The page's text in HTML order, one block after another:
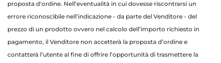
proposta d'ordine. Nell’eventualità in cui dovesse riscontrarsi un
errore riconoscibile nell’indicazione - da parte del Venditore - del
prezzo di un prodotto ovvero nel calcolo dell’importo richiesto in
pagamento, il Venditore non accetterà la proposta d’ordine e
contatterà l’utente al fine di offrire l’opportunità di trasmettere la